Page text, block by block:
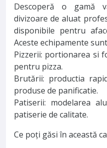
Descoperă o gamă
divizoare de aluat
disponibile pentru
Aceste echipamente
Pizzerii: portionarea si
pentru pizza.
Brutării: productia
produse de panificatie.
Patiserii: modelarea
patiserie de calitate.
Ce poți găsi în această